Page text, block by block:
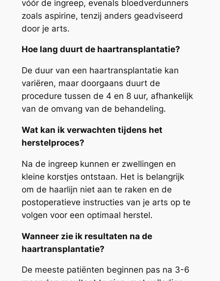
vóór de ingreep, evenals bloedverdunners
zoals aspirine, tenzij anders geadviseerd
door je arts.
Hoe lang duurt de haartransplantatie?
De duur van een haartransplantatie kan
variëren, maar doorgaans duurt de
procedure tussen de 4 en 8 uur, afhankelijk
van de omvang van de behandeling.
Wat kan ik verwachten tijdens het
herstelproces?
Na de ingreep kunnen er zwellingen en
kleine korstjes ontstaan. Het is belangrijk
om de haarlijn niet aan te raken en de
postoperatieve instructies van je arts op te
volgen voor een optimaal herstel.
Wanneer zie ik resultaten na de
haartransplantatie?
De meeste patiënten beginnen pas na 3-6